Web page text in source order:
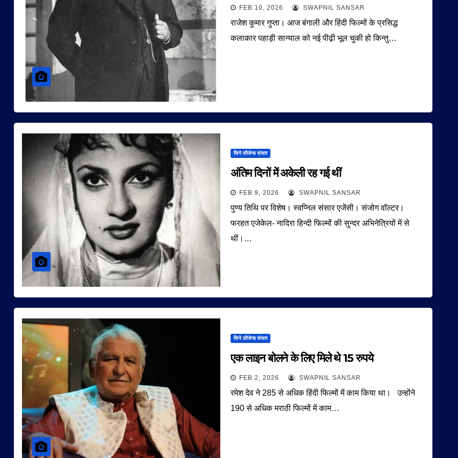
FEB 10, 2026 SWAPNIL SANSAR
राजेश कुमार गुप्ता। आज बंगाली और हिंदी फिल्मों के प्रसिद्ध
कलाकार पहाड़ी सान्याल को नई पीढ़ी भूल चुकी हो किन्तु…
सिने लीजेन्ड संसार
अंतिम दिनों में अकेली रह गई थीं
FEB 9, 2026 SWAPNIL SANSAR
पुण्य तिथि पर विशेष। स्वप्निल संसार एजेंसी। संजोग वॉल्टर।
फरहत एजेकेल- नादिरा हिन्दी फिल्मों की सुन्दर अभिनेत्रियों में से
थीं।…
सिने लीजेन्ड संसार
एक लाइन बोलने के लिए मिले थे 15 रुपये
FEB 2, 2026 SWAPNIL SANSAR
रमेश देव ने 285 से अधिक हिंदी फिल्मों में काम किया था। उन्होंने
190 से अधिक मराठी फिल्मों में काम…